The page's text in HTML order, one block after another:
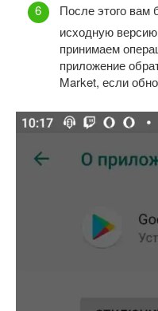
После этого вам
исходную
принимаем
приложение
Market, если